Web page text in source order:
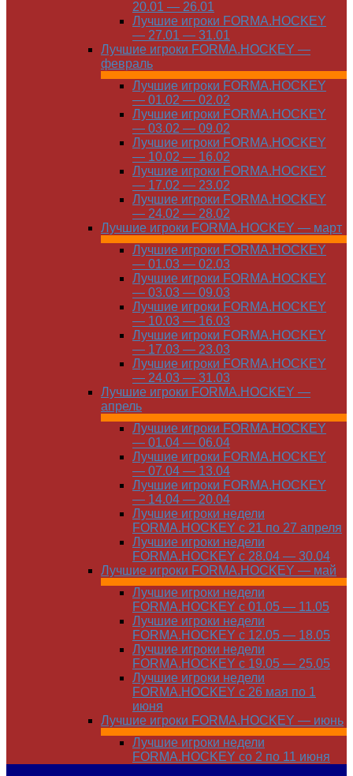
20.01 — 26.01
Лучшие игроки FORMA.HOCKEY
— 27.01 — 31.01
Лучшие игроки FORMA.HOCKEY —
февраль
Лучшие игроки FORMA.HOCKEY
— 01.02 — 02.02
Лучшие игроки FORMA.HOCKEY
— 03.02 — 09.02
Лучшие игроки FORMA.HOCKEY
— 10.02 — 16.02
Лучшие игроки FORMA.HOCKEY
— 17.02 — 23.02
Лучшие игроки FORMA.HOCKEY
— 24.02 — 28.02
Лучшие игроки FORMA.HOCKEY — март
Лучшие игроки FORMA.HOCKEY
— 01.03 — 02.03
Лучшие игроки FORMA.HOCKEY
— 03.03 — 09.03
Лучшие игроки FORMA.HOCKEY
— 10.03 — 16.03
Лучшие игроки FORMA.HOCKEY
— 17.03 — 23.03
Лучшие игроки FORMA.HOCKEY
— 24.03 — 31.03
Лучшие игроки FORMA.HOCKEY —
апрель
Лучшие игроки FORMA.HOCKEY
— 01.04 — 06.04
Лучшие игроки FORMA.HOCKEY
— 07.04 — 13.04
Лучшие игроки FORMA.HOCKEY
— 14.04 — 20.04
Лучшие игроки недели
FORMA.HOCKEY с 21 по 27 апреля
Лучшие игроки недели
FORMA.HOCKEY с 28.04 — 30.04
Лучшие игроки FORMA.HOCKEY — май
Лучшие игроки недели
FORMA.HOCKEY с 01.05 — 11.05
Лучшие игроки недели
FORMA.HOCKEY с 12.05 — 18.05
Лучшие игроки недели
FORMA.HOCKEY с 19.05 — 25.05
Лучшие игроки недели
FORMA.HOCKEY с 26 мая по 1
июня
Лучшие игроки FORMA.HOCKEY — июнь
Лучшие игроки недели
FORMA.HOCKEY со 2 по 11 июня